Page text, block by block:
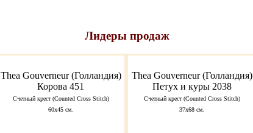
Лидеры продаж
Thea Gouverneur (Голландия)
Корова 451
Счетный крест (Counted Cross Stitch)
60х45 см.
Thea Gouverneur (Голландия)
Петух и куры 2038
Счетный крест (Counted Cross Stitch)
37х68 см.